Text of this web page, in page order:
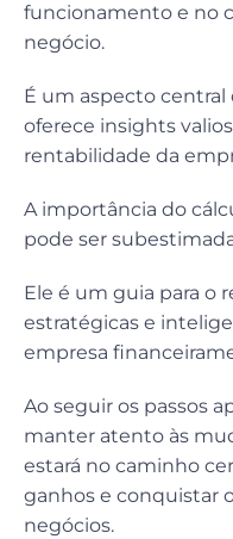
funcionamento e no
negócio.
É um aspecto
oferece insights
rentabilidade da
A importância do
pode ser
Ele é um guia para o
estratégicas e
empresa
Ao seguir os passos
manter atento às
estará no caminho
ganhos e conquistar
negócios.